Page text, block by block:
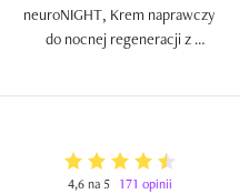
neuroNIGHT, Krem naprawczy
do nocnej regeneracji z
4,6 na 5 171 opinii